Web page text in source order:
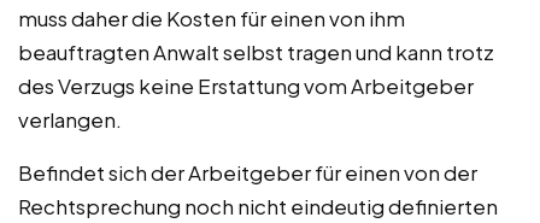
muss daher die Kosten für einen von ihm
beauftragten Anwalt selbst tragen und kann trotz
des Verzugs keine Erstattung vom Arbeitgeber
verlangen.
Befindet sich der Arbeitgeber für einen von der
Rechtsprechung noch nicht eindeutig definierten